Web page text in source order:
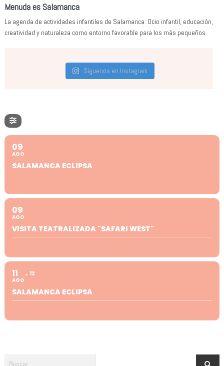
Menuda es Salamanca
La agenda de actividades infantiles de Salamanca. Ocio infantil, educación,
creatividad y naturaleza como entorno favorable para los más pequeños.
Síguenos en Instagram
09
AGO
SALAMANCA ECLIPSA
09
AGO
VISITA TEATRALIZADA "SAFARI WEST"
11
AGO
12
SALAMANCA ECLIPSA